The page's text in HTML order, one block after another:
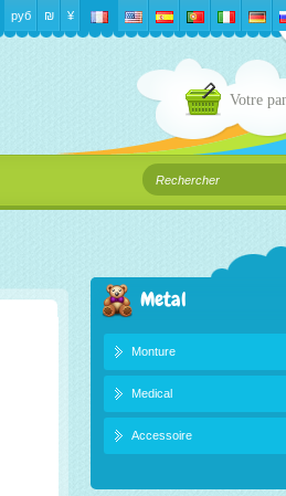
руб ₪‎ ¥
Votre
Metal
Monture
Medical
Accessoire